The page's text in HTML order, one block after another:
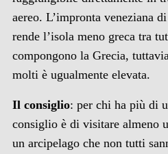
aereo. L’impronta veneziana
rende l’isola meno greca tra
compongono la Grecia,
molti è ugualmente elevata.
Il consiglio: per chi ha più di
consiglio è di visitare almeno
un arcipelago che non tutti